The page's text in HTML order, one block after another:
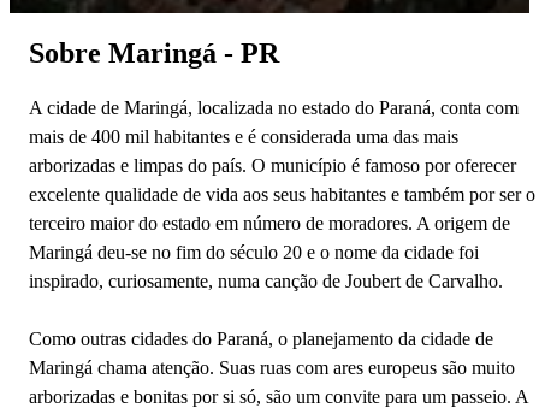
Sobre Maringá - PR
A cidade de Maringá, localizada no estado do Paraná, conta com
mais de 400 mil habitantes e é considerada uma das mais
arborizadas e limpas do país. O município é famoso por oferecer
excelente qualidade de vida aos seus habitantes e também por ser o
terceiro maior do estado em número de moradores. A origem de
Maringá deu-se no fim do século 20 e o nome da cidade foi
inspirado, curiosamente, numa canção de Joubert de Carvalho.
Como outras cidades do Paraná, o planejamento da cidade de
Maringá chama atenção. Suas ruas com ares europeus são muito
arborizadas e bonitas por si só, são um convite para um passeio. A